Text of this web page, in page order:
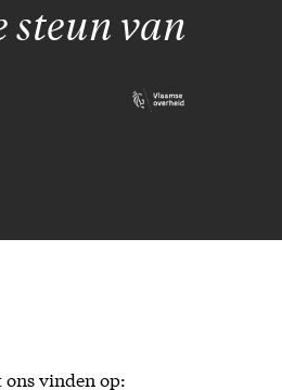
steun van
ons vinden op: